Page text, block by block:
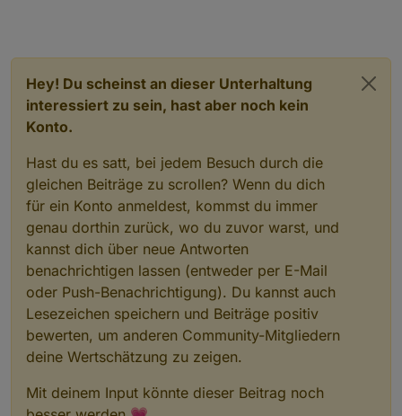
Hey! Du scheinst an dieser Unterhaltung
interessiert zu sein, hast aber noch kein
Konto.
Hast du es satt, bei jedem Besuch durch die
gleichen Beiträge zu scrollen? Wenn du dich
für ein Konto anmeldest, kommst du immer
genau dorthin zurück, wo du zuvor warst, und
kannst dich über neue Antworten
benachrichtigen lassen (entweder per E-Mail
oder Push-Benachrichtigung). Du kannst auch
Lesezeichen speichern und Beiträge positiv
bewerten, um anderen Community-Mitgliedern
deine Wertschätzung zu zeigen.
Mit deinem Input könnte dieser Beitrag noch